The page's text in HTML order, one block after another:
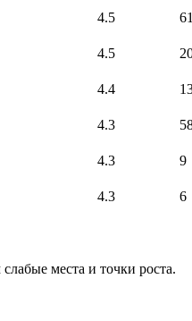
4.5
61
4.5
4.4
4.3
4.3
9
4.3 6
места и точки роста.